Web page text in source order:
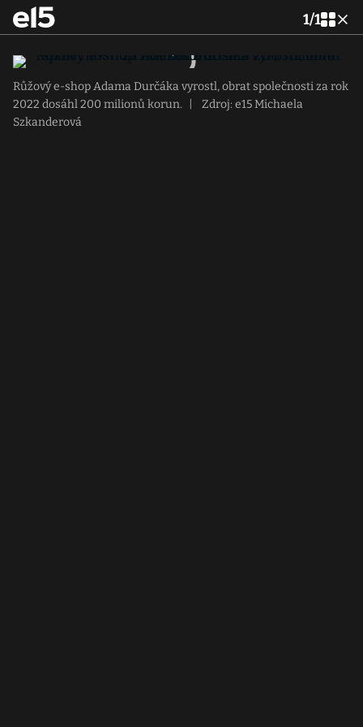
1/1
Růžový e-shop Adama Durčáka vyrostl, obrat společnosti za rok
2022 dosáhl 200 milionů korun.
Zdroj: e15 Michaela
Szkanderová